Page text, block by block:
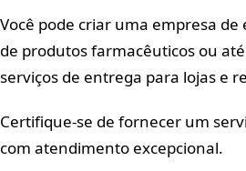
Você pode criar uma empresa
de produtos farmacêuticos ou
serviços de entrega para lojas e
Certifique-se de fornecer um
com atendimento excepcional.